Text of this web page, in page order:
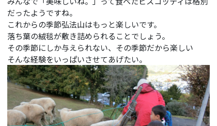
だったようですね。
これからの季節弘法山はもっと楽しいです。
落ち葉の絨毯が敷き詰められることでしょう。
その季節にしか与えられない、その季節だから楽しい
そんな経験をいっぱいさせてあげたい。